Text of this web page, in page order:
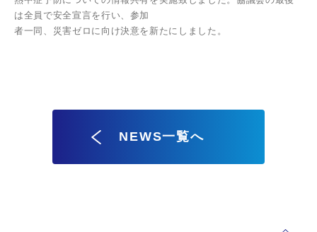
は全員で安全宣言を行い、参加
者一同、災害ゼロに向け決意を新たにしました。
NEWS一覧へ